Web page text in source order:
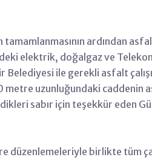
tamamlanmasının ardından
elektrik, doğalgaz ve
ile gerekli asfalt
uzunluğundaki caddenin
sabır için teşekkür eden
düzenlemeleriyle birlikte tüm